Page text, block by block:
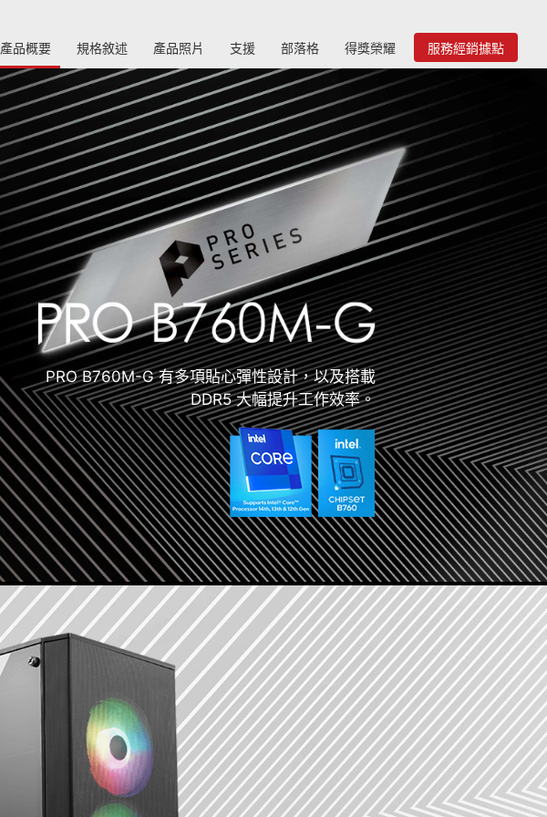
產品概要 規格敘述 產品照片 支援 部落格 得獎榮耀 服務經銷據點
PRO B760M-G 有多項貼心彈性設計，以及搭載
DDR5 大幅提升工作效率。